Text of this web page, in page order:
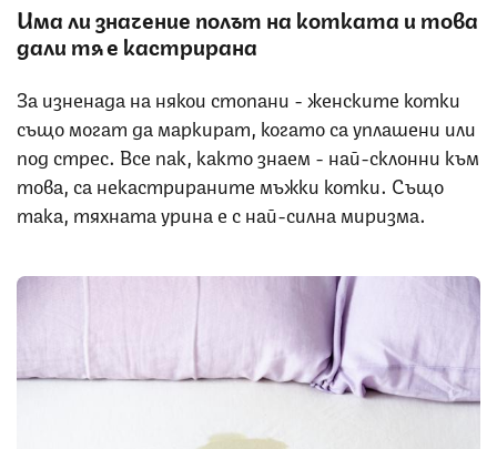
Има ли значение полът на котката и това
дали тя е кастрирана
За изненада на някои стопани - женските котки
също могат да маркират, когато са уплашени или
под стрес. Все пак, както знаем - най-склонни към
това, са некастрираните мъжки котки. Също
така, тяхната урина е с най-силна миризма.